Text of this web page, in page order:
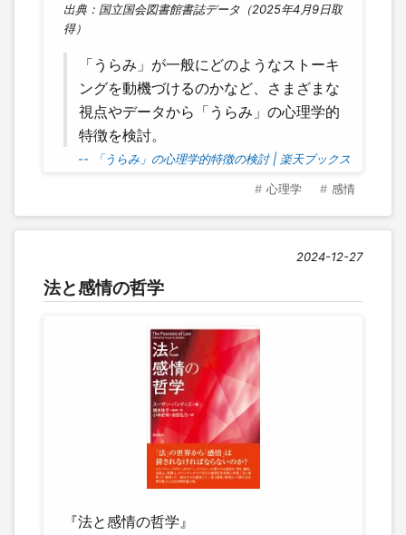
出典：国立国会図書館書誌データ（2025年4月9日取
得）
「うらみ」が一般にどのようなストーキ
ングを動機づけるのかなど、さまざまな
視点やデータから「うらみ」の心理学的
特徴を検討。
-- 「うらみ」の心理学的特徴の検討 | 楽天ブックス
心理学 感情
2024-12-27
法と感情の哲学
『法と感情の哲学』